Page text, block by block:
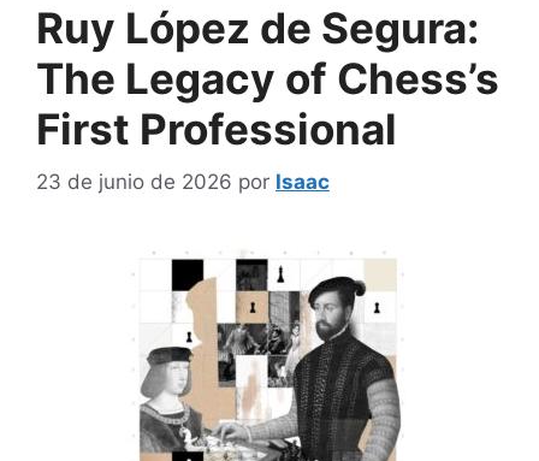
Ruy López de Segura:
The Legacy of Chess’s
First Professional
23 de junio de 2026 por Isaac